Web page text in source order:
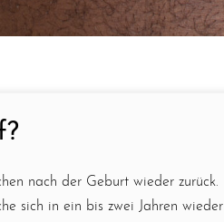
nach der Geburt wieder zurück.
sich in ein bis zwei Jahren wieder